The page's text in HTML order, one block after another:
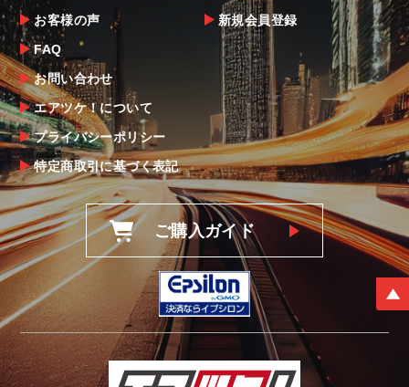
お客様の声
FAQ
お問い合わせ
エアツケ！について
プライバシーポリシー
特定商取引に基づく表記
新規会員登録
ご購入ガイド